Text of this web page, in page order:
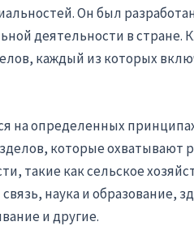
Он был
деятельности в стране.
каждый из которых
на определенных
которые охватывают
такие как сельское
наука и образование,
и другие.